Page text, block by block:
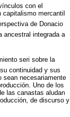
con el
mercantil
de Donacio
ancestral integrada a
seri sobre la
continuidad y sus
sean necesariamente
Uno de los
las canastas aludan
de discurso y